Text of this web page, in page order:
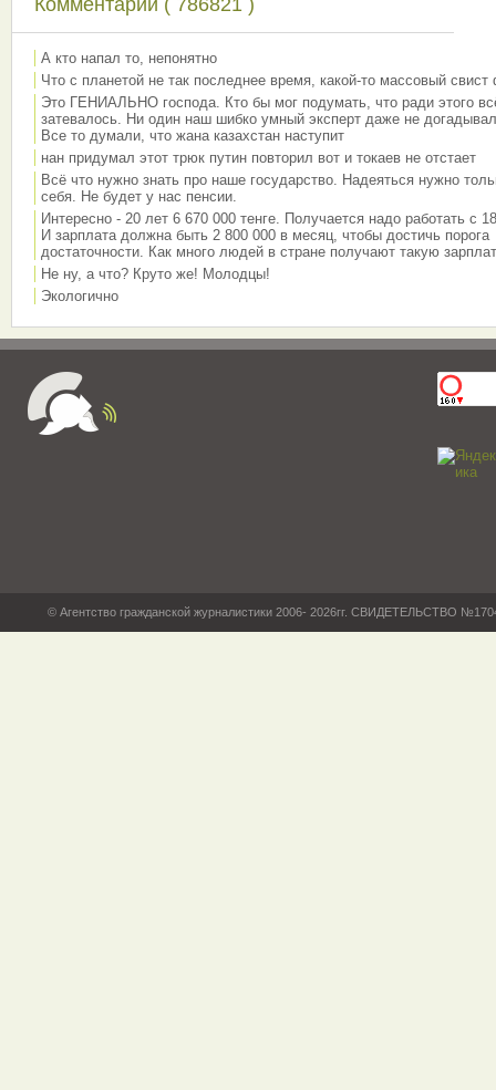
Комментарии ( 786821 )
А кто напал то, непонятно
Что с планетой не так последнее время, какой-то массовый свист
Это ГЕНИАЛЬНО господа. Кто бы мог подумать, что ради этого
затевалось. Ни один наш шибко умный эксперт даже не
Все то думали, что жана казахстан наступит
нан придумал этот трюк путин повторил вот и токаев не отстает
Всё что нужно знать про наше государство. Надеяться нужно
себя. Не будет у нас пенсии.
Интересно - 20 лет 6 670 000 тенге. Получается надо работать с
И зарплата должна быть 2 800 000 в месяц, чтобы достичь порога
достаточности. Как много людей в стране получают такую
Не ну, а что? Круто же! Молодцы!
Экологично
© Агентство гражданской журналистики 2006- 2026гг. СВИДЕТЕЛЬСТВО